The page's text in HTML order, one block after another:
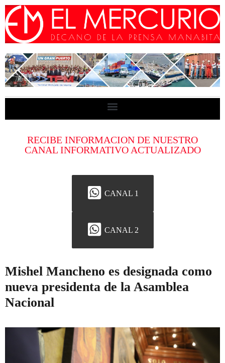
RECIBE INFORMACION DE NUESTRO
CANAL INFORMATIVO ACTUALIZADO
CANAL 1
CANAL 2
Mishel Mancheno es designada como
nueva presidenta de la Asamblea
Nacional